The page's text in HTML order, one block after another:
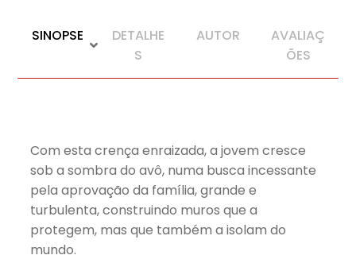
Saudade
SINOPSE
DETALHE
S
AUTOR
AVALIAÇ
ÕES
Com esta crença enraizada, a jovem cresce
sob a sombra do avô, numa busca incessante
pela aprovação da família, grande e
turbulenta, construindo muros que a
protegem, mas que também a isolam do
mundo.